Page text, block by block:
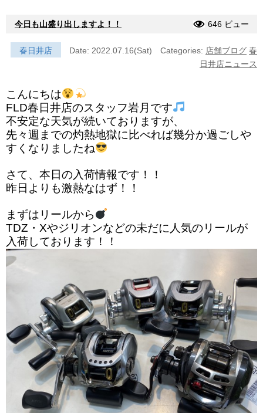
今日も山盛り出しますよ！！ 646 ビュー
春日井店 Date: 2022.07.16(Sat) Categories: 店舗ブログ 春
日井店ニュース
こんにちは
FLD春日井店のスタッフ岩月です
不安定な天気が続いておりますが、
先々週までの灼熱地獄に比べれば幾分か過ごしや
すくなりましたね
さて、本日の入荷情報です！！
昨日よりも激熱なはず！！
まずはリールから
TDZ・Xやジリオンなどの未だに人気のリールが
入荷しております！！